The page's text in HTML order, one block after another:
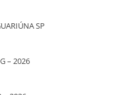
SP
– 2026